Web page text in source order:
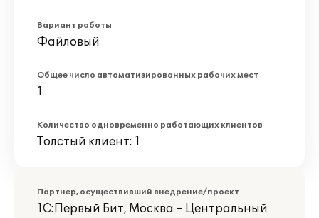
Вариант работы
Файловый
Общее число автоматизированных рабочих мест
1
Количество одновременно работающих клиентов
Толстый клиент: 1
Партнер, осуществивший внедрение/проект
1С:Первый Бит, Москва – Центральный